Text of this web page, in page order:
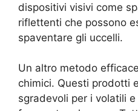
dispositivi visivi come
riflettenti che possono
spaventare gli uccelli.
Un altro metodo
chimici. Questi prodotti
sgradevoli per i volatili